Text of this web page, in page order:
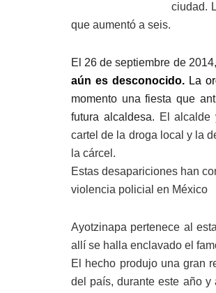
ciudad.
que aumentó a seis.
El 26 de septiembre de
aún es desconocido. La
momento una fiesta que
futura alcaldesa. El alcalde
cartel de la droga local y la
la cárcel.
Estas desapariciones han
violencia policial en México
Ayotzinapa pertenece al
allí se halla enclavado el
El hecho produjo una gran
del país, durante este año